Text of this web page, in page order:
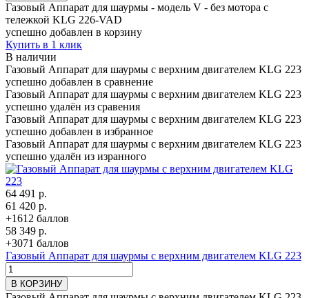
Газовый Аппарат для шаурмы - модель V - без мотора с
тележкой KLG 226-VAD
успешно добавлен в корзину
Купить в 1 клик
В наличии
Газовый Аппарат для шаурмы с верхним двигателем KLG 223
успешно добавлен в сравнение
Газовый Аппарат для шаурмы с верхним двигателем KLG 223
успешно удалён из сравения
Газовый Аппарат для шаурмы с верхним двигателем KLG 223
успешно добавлен в избранное
Газовый Аппарат для шаурмы с верхним двигателем KLG 223
успешно удалён из изранного
64 491 р.
61 420 р.
+1612 баллов
58 349 р.
+3071 баллов
Газовый Аппарат для шаурмы с верхним двигателем KLG 223
В КОРЗИНУ